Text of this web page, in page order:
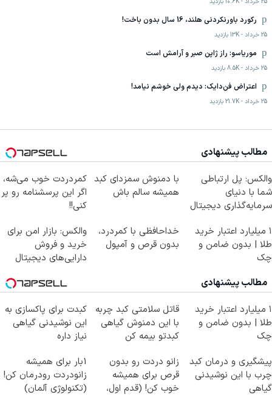
رکورد باورنکردنی هلند، 16 سال بدون باخت!
25 خرداد -
13K بازدید
موریاسو: راز ژاپن صبر و آرامش است
25 خرداد -
8.5K بازدید
اعتراض فن‌دایک: دیدم ولی خوشم نیامد!
25 خرداد -
21.7K بازدید
مطالب پیشنهادی
والکس: پل ارتباطی
شما با دنیای
سرمایه‌گذاری دیجیتال
با دمنوش سمزدای کبد
همیشه سالم باش
کمردردت خوب می‌شه،
اگر این پرسشنامه رو پر
کنی!!
۱ میلیارد اعتبار خرید
طلا | بدون ضامن و
چک
خداحافظی با کمردرد،
بدون قرص و آمپول
والکس: بازار امن برای
خرید و فروش
دارایی‌های دیجیتال
مطالب پیشنهادی
۱ میلیارد اعتبار خرید
طلا | بدون ضامن و
چک
قاتل سلامتی کبد چربه
با این دمنوش گیاهی
کبدتو بیمه کن
کبدت برای پاکسازی به
این نوشیدنی گیاهی
نیاز داره
پیشگیری و درمان کبد
چرب با این نوشیدنی
گیاهی
زانو دردت رو بدون
قرص برای همیشه
خوب کن! (قدم اول،
1بار برای همیشه
زانودردت رودرمان کن!
(تکنولوژی آلمان)